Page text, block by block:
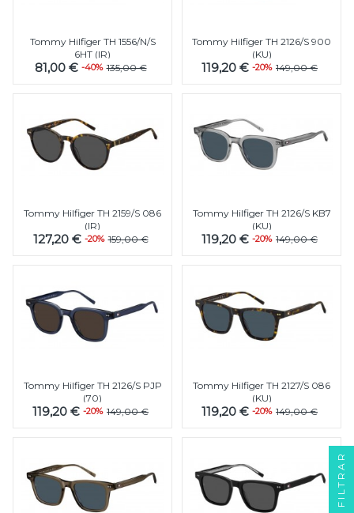
Tommy Hilfiger TH 1556/N/S
6HT (IR)
81,00 € -40% 135,00 €
Tommy Hilfiger TH 2126/S 900
(KU)
119,20 € -20% 149,00 €
Tommy Hilfiger TH 2159/S 086
(IR)
127,20 € -20% 159,00 €
Tommy Hilfiger TH 2126/S KB7
(KU)
119,20 € -20% 149,00 €
Tommy Hilfiger TH 2126/S PJP
(70)
119,20 € -20% 149,00 €
Tommy Hilfiger TH 2127/S 086
(KU)
119,20 € -20% 149,00 €
FILTRAR